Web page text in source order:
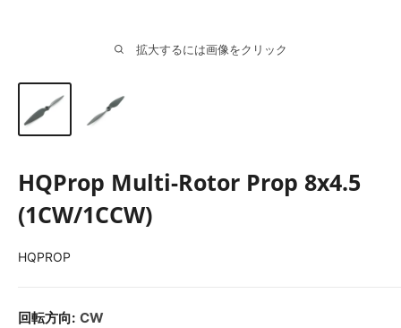
拡大するには画像をクリック
HQProp Multi-Rotor Prop 8x4.5
(1CW/1CCW)
HQPROP
回転方向: CW